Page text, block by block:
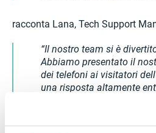
racconta Lana, Tech Support
Il nostro team si è
Abbiamo presentato il
dei telefoni ai visitatori
una risposta altamente
colpito di più è stata la
processa i telefoni,
soluzione sia per i negozi